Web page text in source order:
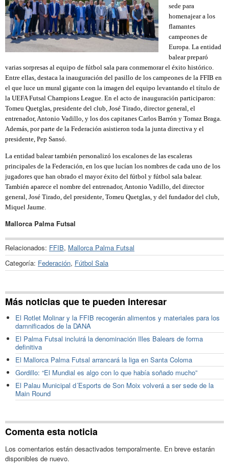
sede para
homenajear a los
flamantes
campeones de
Europa. La entidad
balear preparó
varias sorpresas al equipo de fútbol sala para conmemorar el éxito histórico.
Entre ellas, destaca la inauguración del pasillo de los campeones de la FFIB en
el que luce un mural gigante con la imagen del equipo levantando el título de
la UEFA Futsal Champions League. En el acto de inauguración participaron:
Tomeu Quetglas, presidente del club, José Tirado, director general, el
entrenador, Antonio Vadillo, y los dos capitanes Carlos Barrón y Tomaz Braga.
Además, por parte de la Federación asistieron toda la junta directiva y el
presidente, Pep Sansó
La entidad balear también personalizó los escalones de las escaleras
principales de la Federación, en los que lucían los nombres de cada uno de los
jugadores que han obrado el mayoréxito del fútbol y fútbol sala balear.
También aparece el nombre del entrenador, Antonio Vadillo, del director
general, José Tirado, del presidente, Tomeu Quetglas, y del fundador del club,
Miquel Jaume.
Mallorca Palma Futsal
Relacionados: FFIB, Mallorca Palma Futsal
Categoría: Federación, Fútbol Sala
Más noticias que te pueden interesar
El Rotlet Molinar y la FFIB recogerán alimentos y materiales para los
damnificados de la DANA
El Palma Futsal incluirá la denominación Illes Balears de forma
definitiva
El Mallorca Palma Futsal arrancará la liga en Santa Coloma
Gordillo: “El Mundial es algo con lo que había soñado mucho”
El Palau Municipal d´Esports de Son Moix volverá a ser sede de la
Main Round
Comenta esta noticia
Los comentarios están desactivados temporalmente. En breve estarán
disponibles de nuevo.